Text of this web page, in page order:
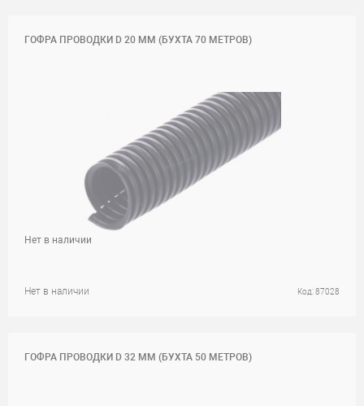
ГОФРА ПРОВОДКИ D 20 ММ (БУХТА 70 МЕТРОВ)
Нет в наличии Код: 87028
Нет в наличии
ГОФРА ПРОВОДКИ D 32 ММ (БУХТА 50 МЕТРОВ)